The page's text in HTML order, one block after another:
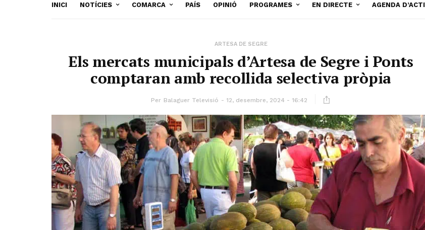
INICI NOTÍCIES COMARCA PAÍS OPINIÓ PROGRAMES EN DIRECTE AGENDA
ARTESA DE SEGRE
Els mercats municipals d’Artesa de Segre i Ponts
comptaran amb recollida selectiva pròpia
Per Balaguer Televisió 12, desembre, 2024 - 16:42